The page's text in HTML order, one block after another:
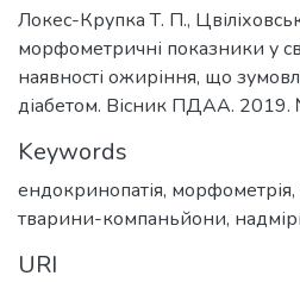
Локес-Крупка Т. П.,
морфометричні показники у
наявності ожиріння, що
діабетом. Вісник ПДАА.
Keywords
ендокринопатія, морфометрія,
тварини-компаньйони,
URI